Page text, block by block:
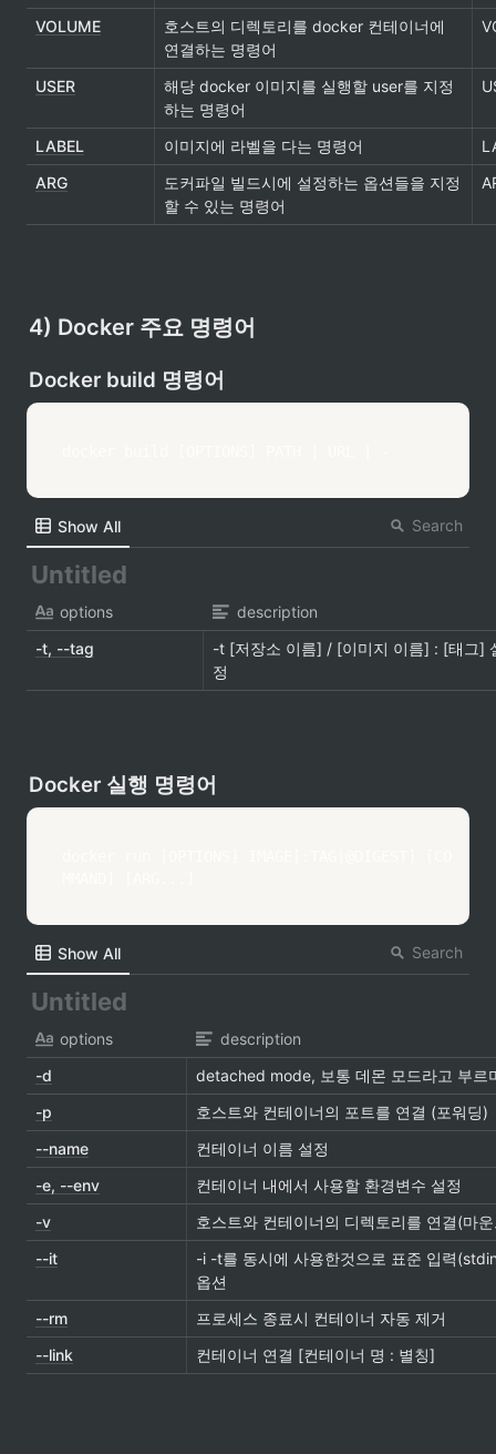
VOLUME
호스트의 디렉토리를 docker 컨테이너에
연결하는 명령어
USER
해당 docker 이미지를 실행할 user를 지정
하는 명령어
LABEL 이미지에 라벨을 다는 명령어
ARG
도커파일 빌드시에 설정하는 옵션들을 지정
할 수 있는 명령어
4) Docker 주요 명령어
Docker build 명령어
Show All Search
options
description
-t, --tag
-t [저장소 이름] / [이미지 이름] : [태그]
정
Docker 실행 명령어
Show All Search
options
description
-d
detached mode, 보통 데몬 모드라고 부르
-p
호스트와 컨테이너의 포트를 연결 (포워딩)
--name
컨테이너 이름 설정
-e, --env
컨테이너 내에서 사용할 환경변수 설정
-v
호스트와 컨테이너의 디렉토리를 연결(마
--it
-i -t를 동시에 사용한것으로 표준 입력
옵션
--rm
프로세스 종료시 컨테이너 자동 제거
--link
컨테이너 연결 [컨테이너 명 : 별칭]